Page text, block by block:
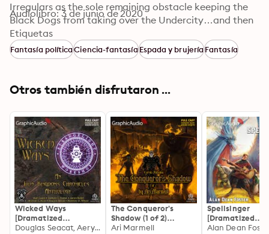
Irregulars as the sole remaining obstacle keeping the
Black Dogs from taking over the Undercity…and then
the city of Corvis itself. Where other underworld gangs
have negotiated, surrendered, or fled from the Black
Dogs, the Black River Irregulars will stand and die
Audiolibro: 3 de junio de 2020
Etiquetas
Fantasía políticaCiencia-fantasíaEspada y brujeríaFantasía
Otros también disfrutaron ...
Wicked Ways
[Dramatized
Adaptation]: An IronDouglas Seacat, Aeryn Rudel, Michael G. Ryan, Matt Goetz, Zachary C. Parker, Matthew D. Wilson
The Conqueror's
Shadow (1 of 2)
[Dramatized
Ari Marmell
Spellsinger
[Dramatized
Adaptation]:
Alan Dean